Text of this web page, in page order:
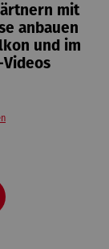
mit
anbauen
und im